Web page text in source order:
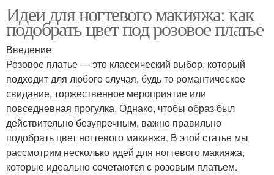
Идеи для ногтевого макияжа: как
подобрать цвет под розовое платье
Введение
Розовое платье — это классический выбор, который
подходит для любого случая, будь то романтическое
свидание, торжественное мероприятие или
повседневная прогулка. Однако, чтобы образ был
действительно безупречным, важно правильно
подобрать цвет ногтевого макияжа. В этой статье мы
рассмотрим несколько идей для ногтевого макияжа,
которые идеально сочетаются с розовым платьем.